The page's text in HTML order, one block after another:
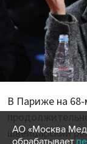
В Париже на
швейцарский
АО «Москва
обрабатывает